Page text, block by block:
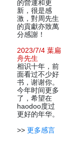
的營運和更
新，很是感
激，對周先生
的貢獻亦致萬
分感謝！
2023/7/4 葉扁
舟先生
相识十年，前
面看过不少好
书，谢谢你。
今年时间更多
了，希望在
haodoo度过
更好的年华。
>> 更多感言